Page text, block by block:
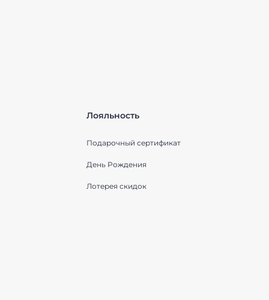
Лояльность
Подарочный сертификат
День Рождения
Лотерея скидок